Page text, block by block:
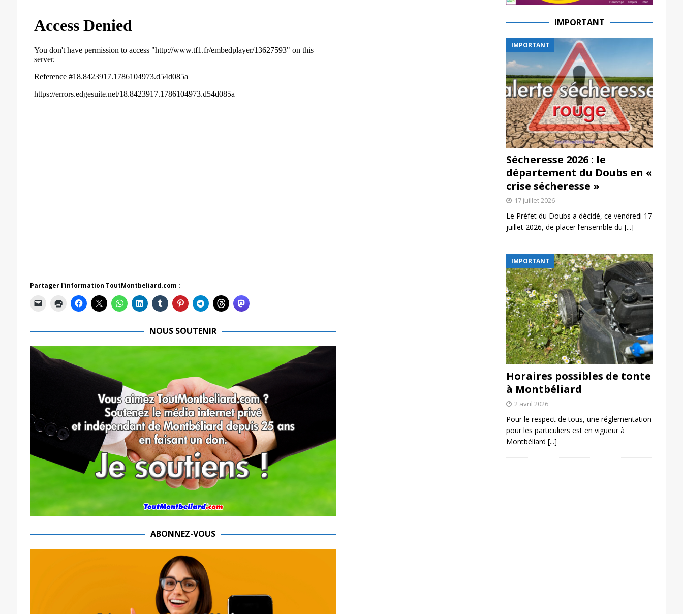
Partager l'information ToutMontbeliard.com :
NOUS SOUTENIR
ABONNEZ-VOUS
IMPORTANT
IMPORTANT
Sécheresse 2026 : le
département du Doubs en «
crise sécheresse »
17 juillet 2026
Le Préfet du Doubs a décidé, ce vendredi 17
juillet 2026, de placer l’ensemble du [...]
IMPORTANT
Horaires possibles de tonte
à Montbéliard
2 avril 2026
Pour le respect de tous, une réglementation
pour les particuliers est en vigueur à
Montbéliard [...]